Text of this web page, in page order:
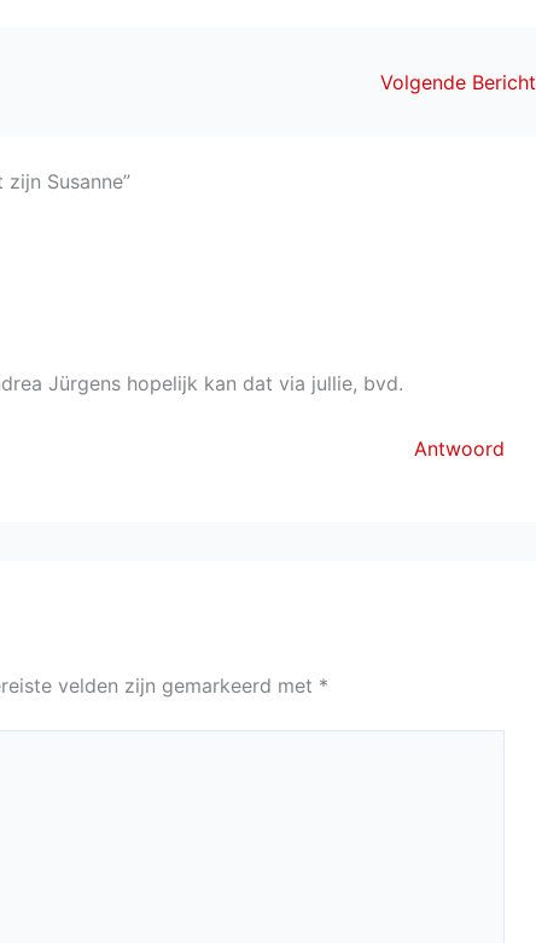
Volgende Bericht
Susanne”
Jürgens hopelijk kan dat via jullie, bvd.
Antwoord
velden zijn gemarkeerd met *